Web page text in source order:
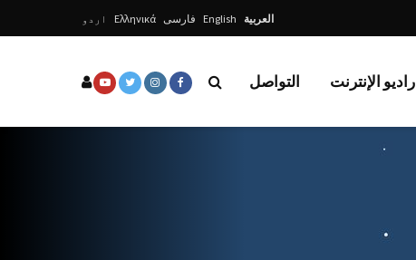
العربية English فارسی Ελληνικά اردو
راديو الإنترنت التواصل